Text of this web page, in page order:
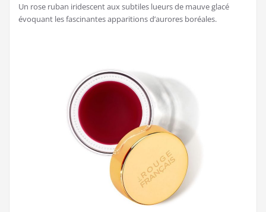
Un rose ruban iridescent aux subtiles lueurs de mauve glacé
évoquant les fascinantes apparitions d’aurores boréales.